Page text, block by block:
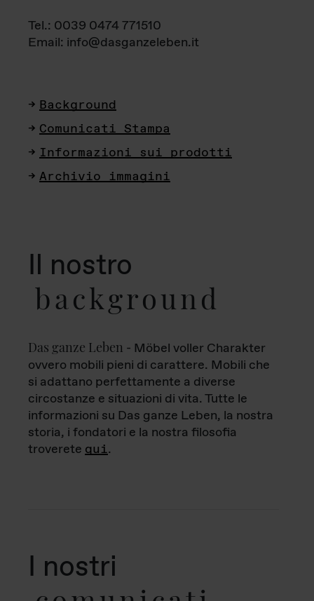
Tel.: 0039 0474 771510
Email: info@dasganzeleben.it
Background
Comunicati Stampa
Informazioni sui prodotti
Archivio immagini
Il nostro
background
Das ganze Leben - Möbel voller Charakter
ovvero mobili pieni di carattere. Mobili che
si adattano perfettamente a diverse
circostanze e situazioni di vita. Tutte le
informazioni su Das ganze Leben, la nostra
storia, i fondatori e la nostra filosofia
troverete qui.
I nostri